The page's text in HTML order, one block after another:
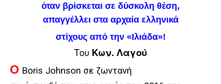
όταν βρίσκεται σε δύσκολη θέση,
απαγγέλλει στα αρχαία ελληνικά
στίχους από την «Ιλιάδα»!
Του Κων. Λαγού
Ο Boris Johnson σε ζωντανή